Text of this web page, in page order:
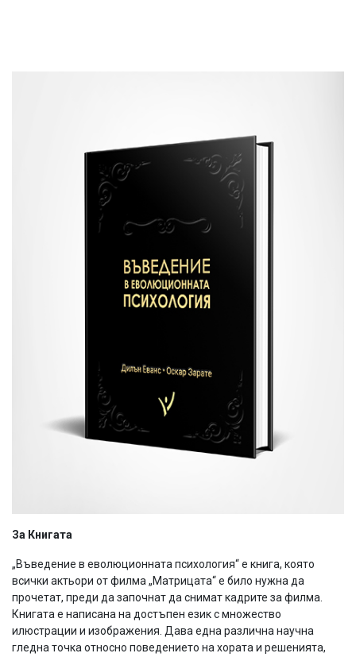
За Книгата
„Въведение в еволюционната психология“ е книга, която
всички актьори от филма „Матрицата“ е било нужна да
прочетат, преди да започнат да снимат кадрите за филма.
Книгата е написана на достъпен език с множество
илюстрации и изображения. Дава една различна научна
гледна точка относно поведението на хората и решенията,